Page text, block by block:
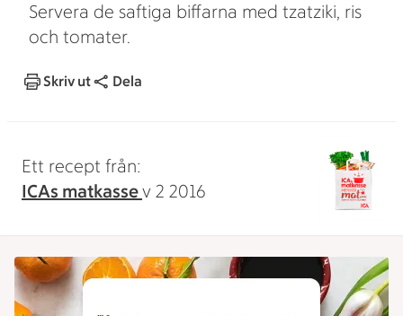
Servera de saftiga biffarna med tzatziki, ris
och tomater.
Skriv ut Dela
Ett recept från:
ICAs matkassev 2 2016